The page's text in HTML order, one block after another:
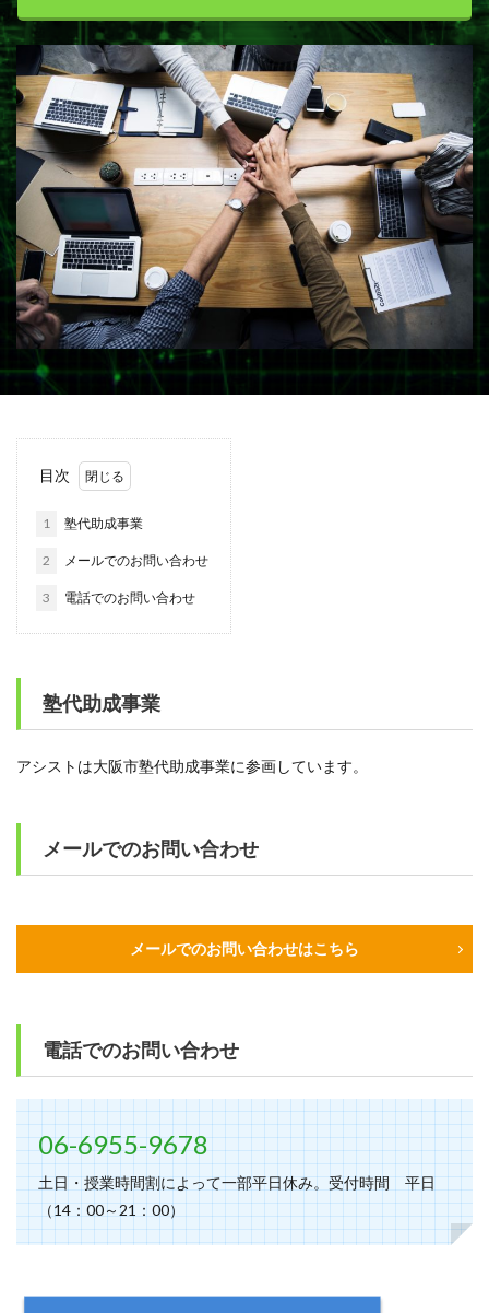
目次
1 塾代助成事業
2 メールでのお問い合わせ
3 電話でのお問い合わせ
塾代助成事業
アシストは大阪市塾代助成事業に参画しています。
メールでのお問い合わせ
メールでのお問い合わせはこちら
電話でのお問い合わせ
06-6955-9678
土日・授業時間割によって一部平日休み。受付時間 平日
（14：00～21：00）